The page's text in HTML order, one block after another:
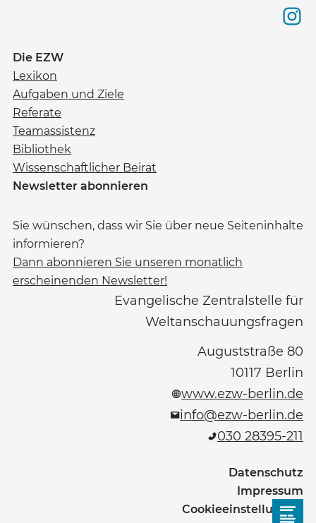
Die EZW
Lexikon
Aufgaben und Ziele
Referate
Teamassistenz
Bibliothek
Wissenschaftlicher Beirat
Newsletter abonnieren
Sie wünschen, dass wir Sie über neue Seiteninhalte
informieren?
Dann abonnieren Sie unseren monatlich
erscheinenden Newsletter!
Evangelische Zentralstelle für
Weltanschauungsfragen
Auguststraße 80
10117 Berlin
www.ezw-berlin.de
info@ezw-berlin.de
030 28395-211
Datenschutz
Impressum
Cookieeinstellungen